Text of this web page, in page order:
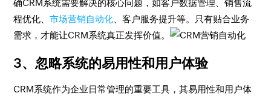
确CRM系统需要解决的核心问题，如客户数据管理、销售流
程优化、市场营销自动化 、客户服务提升等。只有贴合业务
需求，才能让CRM系统真正发挥价值。
3、忽略系统的易用性和用户体验
CRM系统作为企业日常管理的重要工具，其易用性和用户体